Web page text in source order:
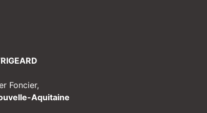
Foncier,
Aquitaine